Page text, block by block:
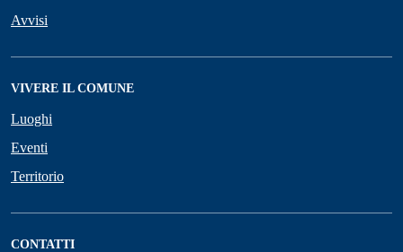
Avvisi
VIVERE IL COMUNE
Luoghi
Eventi
Territorio
CONTATTI